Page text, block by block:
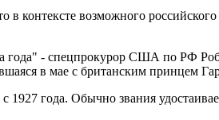
в контексте возможного
года" - спецпрокурор США по РФ
в мае с британским принцем
1927 года. Обычно звания